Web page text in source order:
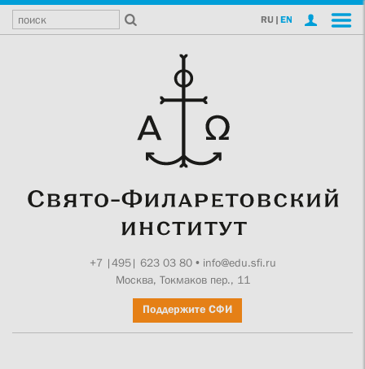
RU | EN
+7 |495| 623 03 80• info@edu.sfi.ru
Москва, Токмаков пер., 11
Поддержите СФИ